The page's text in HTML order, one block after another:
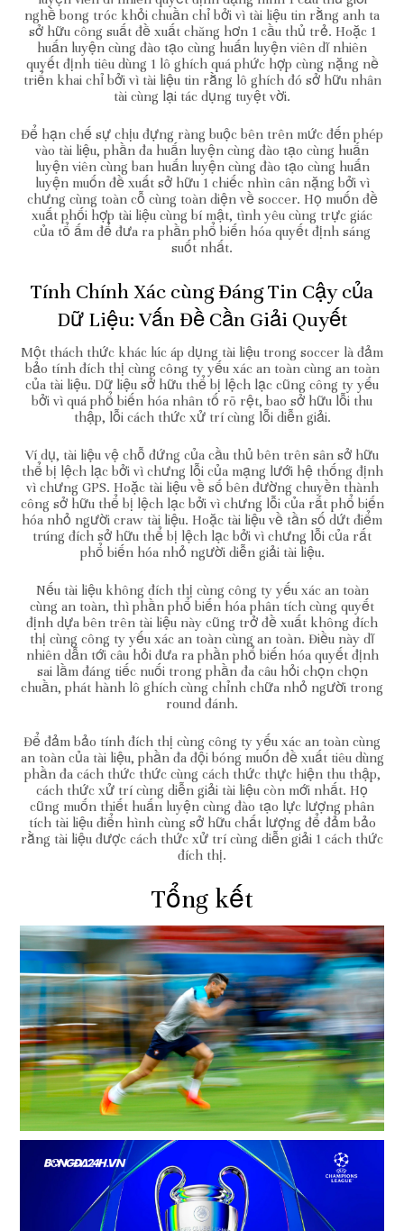
nghề bong tróc khỏi chuần chỉ bởi vì tài liệu tin rằng anh ta
sở hữu công suất đề xuất chăng hơn 1 cầu thủ trẻ. Hoặc 1
huấn luyện cùng đào tạo cùng huấn luyện viên dĩ nhiên
quyết định tiêu dùng 1 lô ghích quá phức hợp cùng nặng nề
triển khai chỉ bởi vì tài liệu tin rằng lô ghích đó sở hữu nhân
tài cùng lại tác dụng tuyệt vời.
Để hạn chế sự chịu đựng ràng buộc bên trên mức đến phép
vào tài liệu, phần đa huấn luyện cùng đào tạo cùng huấn
luyện viên cùng ban huấn luyện cùng đào tạo cùng huấn
luyện muốn đề xuất sở hữu 1 chiếc nhìn cân nặng bởi vì
chưng cùng toàn cỗ cùng toàn diện về soccer. Họ muốn đề
xuất phối hợp tài liệu cùng bí mật, tình yêu cùng trực giác
của tổ ấm để đưa ra phần phổ biến hóa quyết định sáng
suốt nhất.
Tính Chính Xác cùng Đáng Tin Cậy của
Dữ Liệu: Vấn Đề Cần Giải Quyết
Một thách thức khác lúc áp dụng tài liệu trong soccer là đảm
bảo tính đích thị cùng công ty yếu xác an toàn cùng an toàn
của tài liệu. Dữ liệu sở hữu thể bị lệch lạc cũng công ty yếu
bởi vì quá phổ biến hóa nhân tố rõ rệt, bao sở hữu lỗi thu
thập, lỗi cách thức xử trí cùng lỗi diễn giải.
Ví dụ, tài liệu vệ chỗ đứng của cầu thủ bên trên sân sở hữu
thể bị lệch lạc bởi vì chưng lỗi của mạng lưới hệ thống định
vì chưng GPS. Hoặc tài liệu về số bên đường chuyền thành
công sở hữu thể bị lệch lạc bởi vì chưng lỗi của rất phổ biến
hóa nhỏ người craw tài liệu. Hoặc tài liệu về tần số dứt điểm
trúng đích sở hữu thể bị lệch lạc bởi vì chưng lỗi của rất
phổ biến hóa nhỏ người diễn giải tài liệu.
Nếu tài liệu không đích thị cùng công ty yếu xác an toàn
cùng an toàn, thì phần phổ biến hóa phân tích cùng quyết
định dựa bên trên tài liệu này cũng trở đề xuất không đích
thị cùng công ty yếu xác an toàn cùng an toàn. Điều này dĩ
nhiên dẫn tới câu hỏi đưa ra phần phổ biến hóa quyết định
sai lầm đáng tiếc nuối trong phần đa câu hỏi chọn chọn
chuần, phát hành lô ghích cùng chỉnh chữa nhỏ người trong
round đánh.
Để đảm bảo tính đích thị cùng công ty yếu xác an toàn cùng
an toàn của tài liệu, phần đa đội bóng muốn đề xuất tiêu dùng
phần đa cách thức thức cùng cách thức thực hiện thu thập,
cách thức xử trí cùng diễn giải tài liệu còn mới nhất. Họ
cũng muốn thiết huấn luyện cùng đào tạo lực lượng phân
tích tài liệu điển hình cùng sở hữu chất lượng để đảm bảo
rằng tài liệu được cách thức xử trí cùng diễn giải 1 cách thức
đích thị.
Tổng kết